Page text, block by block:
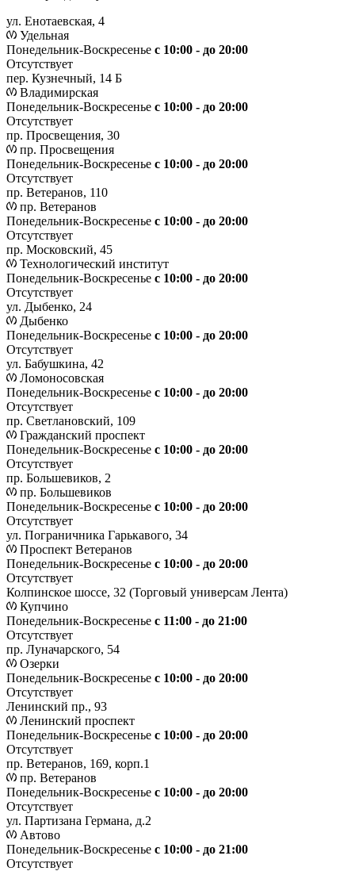
ул. Енотаевская, 4
Удельная
Понедельник-Воскресенье с 10:00 - до 20:00
Отсутствует
пер. Кузнечный, 14 Б
Владимирская
Понедельник-Воскресенье с 10:00 - до 20:00
Отсутствует
пр. Просвещения, 30
пр. Просвещения
Понедельник-Воскресенье c 10:00 - до 20:00
Отсутствует
пр. Ветеранов, 110
пр. Ветеранов
Понедельник-Воскресенье с 10:00 - до 20:00
Отсутствует
пр. Московский, 45
Технологический институт
Понедельник-Воскресенье с 10:00 - до 20:00
Отсутствует
ул. Дыбенко, 24
Дыбенко
Понедельник-Воскресенье с 10:00 - до 20:00
Отсутствует
ул. Бабушкина, 42
Ломоносовская
Понедельник-Воскресенье с 10:00 - до 20:00
Отсутствует
пр. Светлановский, 109
Гражданский проспект
Понедельник-Воскресенье с 10:00 - до 20:00
Отсутствует
пр. Большевиков, 2
пр. Большевиков
Понедельник-Воскресенье с 10:00 - до 20:00
Отсутствует
ул. Пограничника Гарькавого, 34
Проспект Ветеранов
Понедельник-Воскресенье с 10:00 - до 20:00
Отсутствует
Колпинское шоссе, 32 (Торговый универсам Лента)
Купчино
Понедельник-Воскресенье с 11:00 - до 21:00
Отсутствует
пр. Луначарского, 54
Озерки
Понедельник-Воскресенье с 10:00 - до 20:00
Отсутствует
Ленинский пр., 93
Ленинский проспект
Понедельник-Воскресенье с 10:00 - до 20:00
Отсутствует
пр. Ветеранов, 169, корп.1
пр. Ветеранов
Понедельник-Воскресенье с 10:00 - до 20:00
Отсутствует
ул. Партизана Германа, д.2
Автово
Понедельник-Воскресенье с 10:00 - до 21:00
Отсутствует